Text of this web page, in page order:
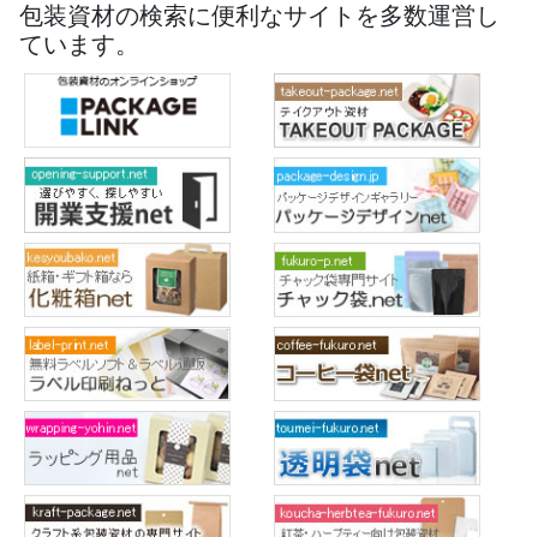
包装資材の検索に便利なサイトを多数運営し
ています。